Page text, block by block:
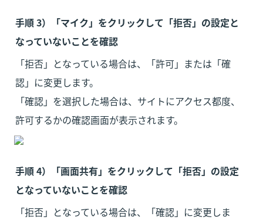
手順 3）「マイク」をクリックして「拒否」の設定と
なっていないことを確認
「拒否」となっている場合は、「許可」または「確
認」に変更します。
「確認」を選択した場合は、サイトにアクセス都度、
許可するかの確認画面が表示されます。
手順 4）「画面共有」をクリックして「拒否」の設定
となっていないことを確認
「拒否」となっている場合は、「確認」に変更しま